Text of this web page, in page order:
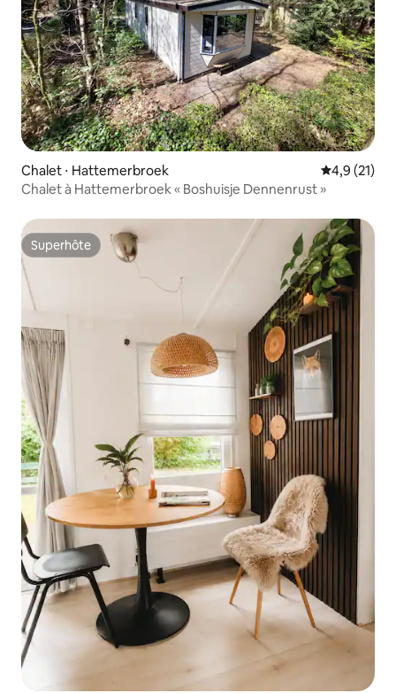
Chalet ⋅ Hattemerbroek Évaluation
4,9 (21)
Chalet à Hattemerbroek « Boshuisje Dennenrust »
Superhôte
Superhôte